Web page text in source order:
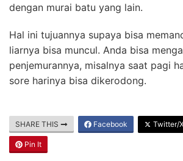
dengan murai batu yang lain.
Hal ini tujuannya supaya bisa
liarnya bisa muncul. Anda bisa
penjemurannya, misalnya saat pagi
sore harinya bisa dikerodong.
SHARE THIS Facebook Twitter/
Pin It